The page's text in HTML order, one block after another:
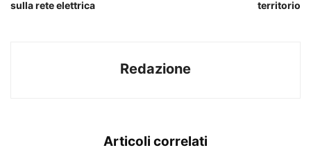
sulla rete elettrica
territorio
Redazione
Articoli correlati